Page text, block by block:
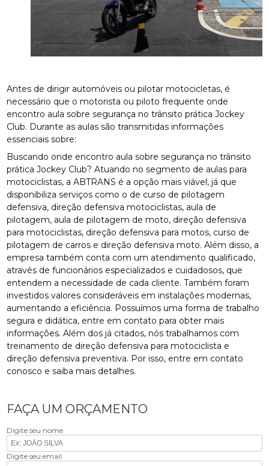
Antes de dirigir automóveis ou pilotar motocicletas, é
necessário que o motorista ou piloto frequente onde
encontro aula sobre segurança no trânsito prática Jockey
Club. Durante as aulas são transmitidas informações
essenciais sobre:
Buscando onde encontro aula sobre segurança no trânsito
prática Jockey Club? Atuando no segmento de aulas para
motociclistas, a ABTRANS é a opção mais viável, já que
disponibiliza serviços como o de curso de pilotagem
defensiva, direção defensiva motociclistas, aula de
pilotagem, aula de pilotagem de moto, direção defensiva
para motociclistas, direção defensiva para motos, curso de
pilotagem de carros e direção defensiva moto. Além disso, a
empresa também conta com um atendimento qualificado,
através de funcionários especializados e cuidadosos, que
entendem a necessidade de cada cliente. Também foram
investidos valores consideráveis em instalações modernas,
aumentando a eficiência. Possuímos uma forma de trabalho
segura e didática, entre em contato para obter mais
informações. Além dos já citados, nós trabalhamos com
treinamento de direção defensiva para motociclista e
direção defensiva preventiva. Por isso, entre em contato
conosco e saiba mais detalhes.
FAÇA UM ORÇAMENTO
Digite seu nome
Digite seu email